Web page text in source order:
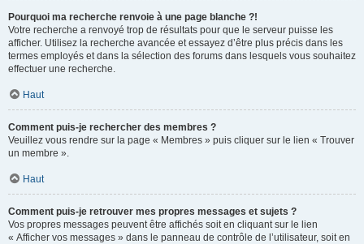
Pourquoi ma recherche renvoie à une page blanche ?!
Votre recherche a renvoyé trop de résultats pour que le serveur puisse les
afficher. Utilisez la recherche avancée et essayez d’être plus précis dans les
termes employés et dans la sélection des forums dans lesquels vous souhaitez
effectuer une recherche.
Haut
Comment puis-je rechercher des membres ?
Veuillez vous rendre sur la page « Membres » puis cliquer sur le lien « Trouver
un membre ».
Haut
Comment puis-je retrouver mes propres messages et sujets ?
Vos propres messages peuvent être affichés soit en cliquant sur le lien
« Afficher vos messages » dans le panneau de contrôle de l’utilisateur, soit en